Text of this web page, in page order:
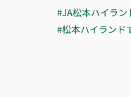
#JA松本ハイラン
#松本ハイランド